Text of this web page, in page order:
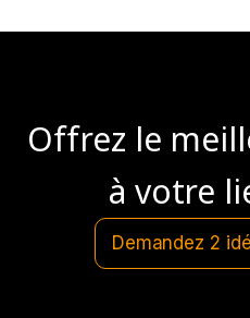
Offrez le
à votre
Demandez 2